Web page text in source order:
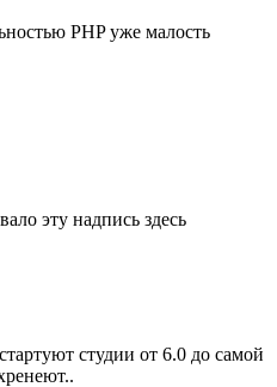
PHP уже малость
эту надпись здесь
студии от 6.0 до самой